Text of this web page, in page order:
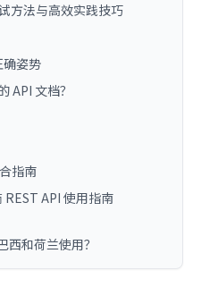
方法与高效实践技巧
姿势
API 文档？
指南
API 使用指南
和荷兰使用？